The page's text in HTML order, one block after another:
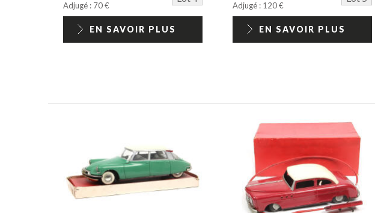
Adjugé : 70 €
EN SAVOIR PLUS
Adjugé : 120 €
EN SAVOIR PLUS